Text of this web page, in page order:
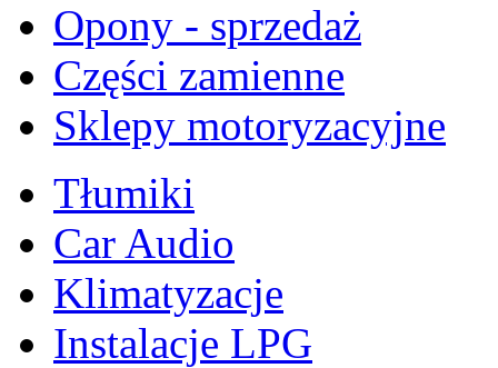
Opony - sprzedaż
Części zamienne
Sklepy motoryzacyjne
Tłumiki
Car Audio
Klimatyzacje
Instalacje LPG